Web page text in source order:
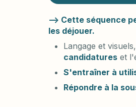
—> Cette séquence
les déjouer.
Langage et
candidatures et
S'entraîner à
Répondre à la